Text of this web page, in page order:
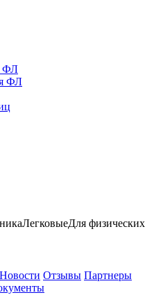
ФЛ
ФЛ
ЛегковыеДля физических
Новости Отзывы Партнеры